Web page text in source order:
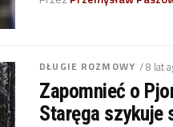
DŁUGIE ROZMOWY / 8 lat
Zapomnieć o
Staręga szykuje